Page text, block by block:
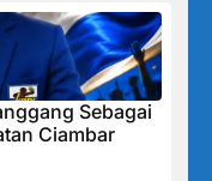
Sebagai
Ciambar